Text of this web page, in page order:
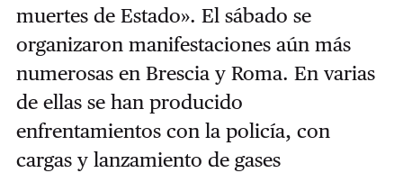
muertes de Estado». El sábado se
organizaron manifestaciones aún más
numerosas en Brescia y Roma. En varias
de ellas se han producido
enfrentamientos con la policía, con
cargas y lanzamiento de gases